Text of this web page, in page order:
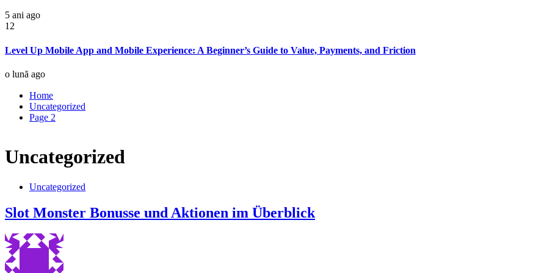
5 ani ago
12
Level Up Mobile App and Mobile Experience: A Beginner’s Guide to Value, Payments, and Friction
o lună ago
Home
Uncategorized
Page 2
Uncategorized
Uncategorized
Slot Monster Bonusse und Aktionen im Überblick